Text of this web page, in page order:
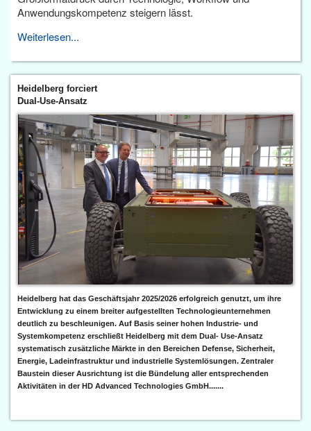
Anwendungskompetenz steigern lässt.
Weiterlesen...
Heidelberg forciert
Dual-Use-Ansatz
Heidelberg hat das Geschäftsjahr 2025/2026 erfolgreich genutzt, um ihre
Entwicklung zu einem breiter aufgestellten Technologieunternehmen
deutlich zu beschleunigen. Auf Basis seiner hohen Industrie- und
Systemkompetenz erschließt Heidelberg mit dem Dual- Use-Ansatz
systematisch zusätzliche Märkte in den Bereichen Defense, Sicherheit,
Energie, Ladeinfrastruktur und industrielle Systemlösungen. Zentraler
Baustein dieser Ausrichtung ist die Bündelung aller entsprechenden
Aktivitäten in der HD Advanced Technologies GmbH.......